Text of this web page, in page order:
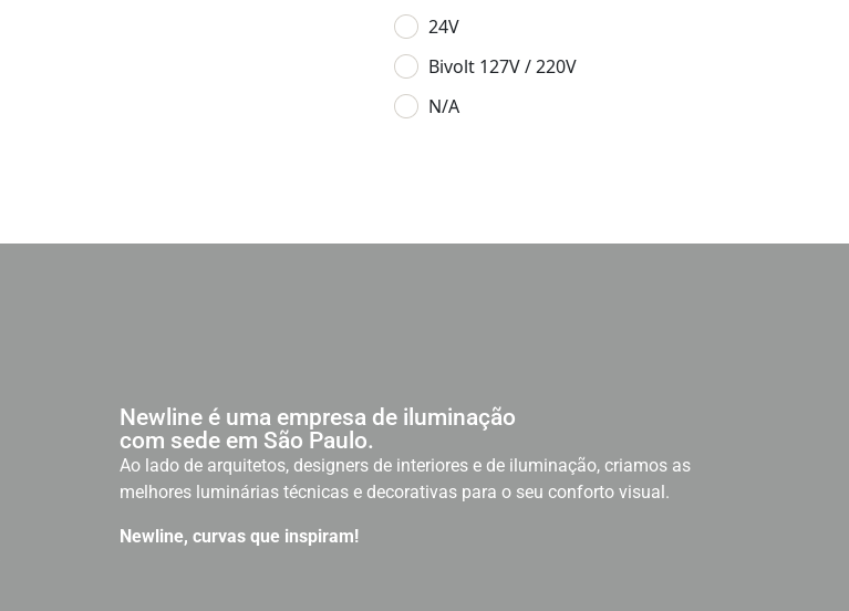
24V
Bivolt 127V / 220V
N/A
Newline é uma empresa de iluminação
com sede em São Paulo.
Ao lado de arquitetos, designers de interiores e de iluminação, criamos as
melhores luminárias técnicas e decorativas para o seu conforto visual.
Newline, curvas que inspiram!